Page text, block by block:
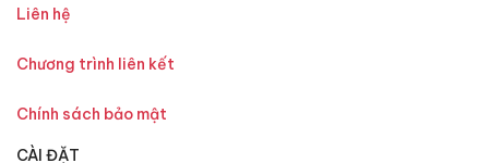
Liên hệ
Chương trình liên kết
Chính sách bảo mật
CÀI ĐẶT